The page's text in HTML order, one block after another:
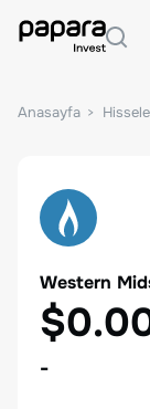
Anasayfa
Western
-